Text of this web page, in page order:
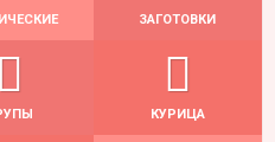
ЗАГОТОВКИ
КУРИЦА